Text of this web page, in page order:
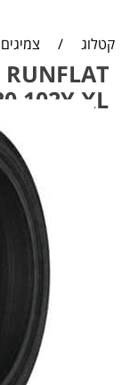
קטלוג /
RUNFLAT
102Y XL